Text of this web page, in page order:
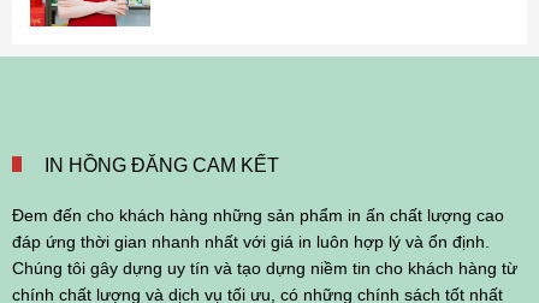
IN HỒNG ĐĂNG CAM KẾT
Đem đến cho khách hàng những sản phẩm in ấn chất lượng cao
đáp ứng thời gian nhanh nhất với giá in luôn hợp lý và ổn định.
Chúng tôi gây dựng uy tín và tạo dựng niềm tin cho khách hàng từ
chính chất lượng và dịch vụ tối ưu, có những chính sách tốt nhất